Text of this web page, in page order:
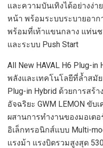
และความบันเทิงได้อย่างง่
หน้า พร้อมระบบระบายอาก
พร้อมที่เท้าแขนกลาง แท่นช
และระบบ Push Start
All New HAVAL H6 Plug-
พลังและเทคโนโลยีที่ล้ำสมั
Plug-in Hybrid ด้วยการส
อัจฉริยะ GWM LEMON ขับ
ผสานการทำงานของมอเต
อิเล็กทรอนิกส์แบบ Multi-
แรงม้า แรงบิดรวมสูงสุด